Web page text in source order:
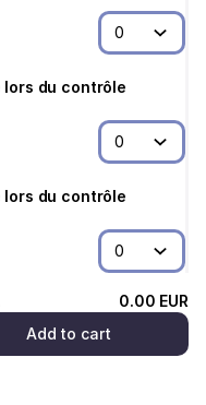
du contrôle
du contrôle
0.00 EUR
Add to cart